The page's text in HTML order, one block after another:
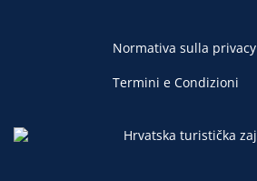
Normativa sulla privacy
Termini e Condizioni